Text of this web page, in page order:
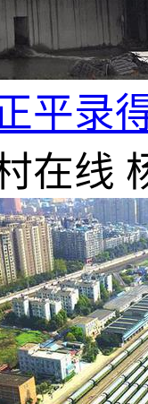
平录
在线